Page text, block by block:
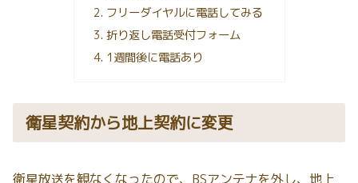
フリーダイヤルに電話してみる
折り返し電話受付フォーム
1週間後に電話あり
衛星契約から地上契約に変更
衛星放送を観なくなったので、BSアンテナを外し、地上